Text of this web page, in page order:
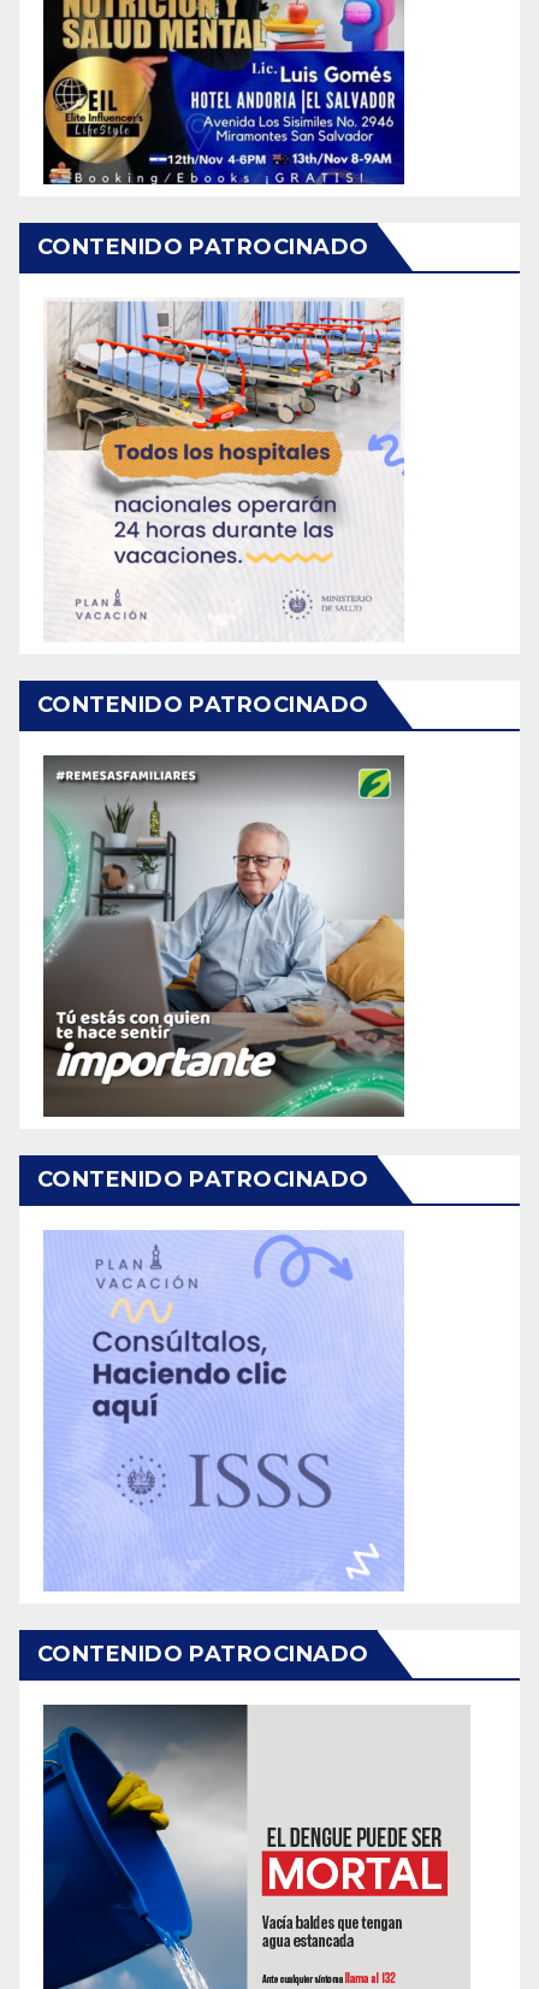
CONTENIDO PATROCINADO
CONTENIDO PATROCINADO
CONTENIDO PATROCINADO
CONTENIDO PATROCINADO